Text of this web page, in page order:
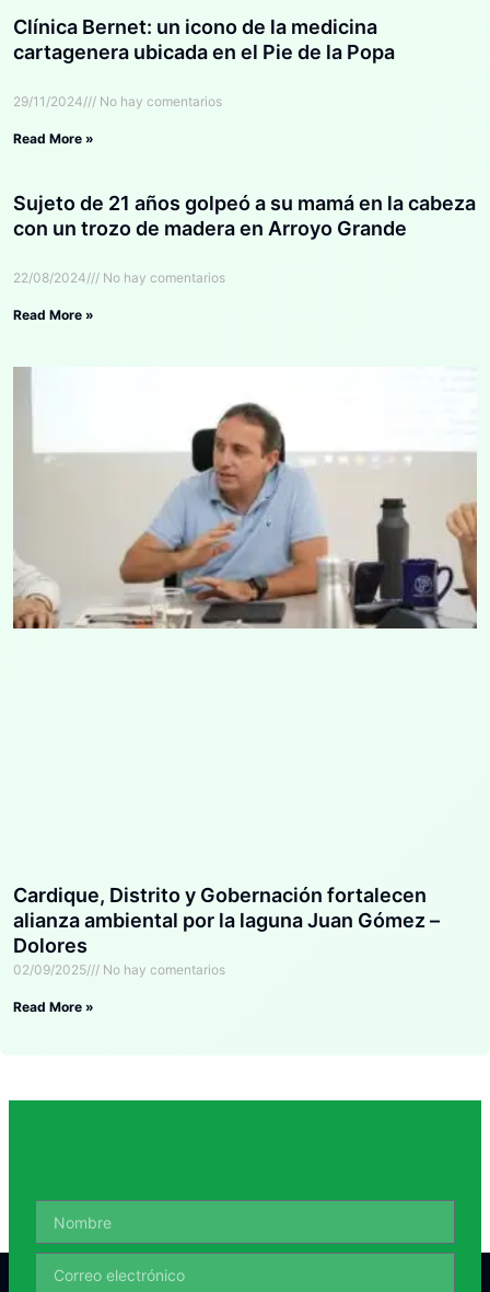
Clínica Bernet: un icono de la medicina
cartagenera ubicada en el Pie de la Popa
29/11/2024 No hay comentarios
Read More »
Sujeto de 21 años golpeó a su mamá en la cabeza
con un trozo de madera en Arroyo Grande
22/08/2024 No hay comentarios
Read More »
Cardique, Distrito y Gobernación fortalecen
alianza ambiental por la laguna Juan Gómez –
Dolores
02/09/2025 No hay comentarios
Read More »